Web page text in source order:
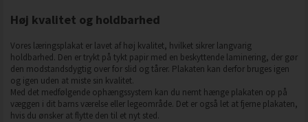
Høj kvalitet og holdbarhed
Vores læringsplakat er lavet af høj kvalitet, hvilket sikrer langvarig
holdbarhed. Den er trykt på tykt papir med en beskyttende laminering, der gør
den modstandsdygtig over for slid og tårer. Plakaten kan derfor bruges igen
og igen uden at miste sin kvalitet.
Med det medfølgende ophængssystem kan du nemt hænge plakaten op på
væggen i dit barns værelse eller legeområde. Det er også let at fjerne plakaten,
hvis du ønsker at flytte den til et nyt sted.